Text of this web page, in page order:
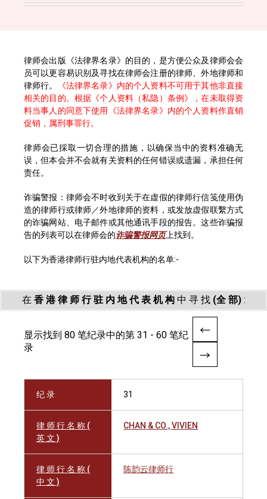
律师会出版《法律界名录》的目的，是方便公众及律师会会
员可以更容易识别及寻找在律师会注册的律师、外地律师和
律师行。
《法律界名录》内的个人资料不可用于其他非直接
相关的目的。根据《个人资料（私隐）条例》，在未取得资
料当事人的同意下使用《法律界名录》内的个人资料作直销
促销，属刑事罪行。
律师会已採取一切合理的措施，以确保当中的资料准确无
误，但本会并不会就有关资料的任何错误或遗漏，承担任何
责任。
诈骗警报：律师会不时收到关于在虚假的律师行信笺使用伪
造的律师行或律师／外地律师的资料，或发放虚假联繫方式
的诈骗网站、电子邮件或其他通讯手段的报告。这些诈骗报
告的列表可以在律师会的诈骗警报网页上找到。
以下为香港律师行驻内地代表机构的名单:-
在 香 港 律 师 行 驻 内 地 代 表 机 构中 寻 找 (全 部):
显示找到 80 笔纪录中的第 31 - 60 笔纪
录
纪 录 31
律 师 行 名 称 (
英 文 )
CHAN & CO., VIVIEN
律 师 行 名 称 (
中 文 )
陈韵云律师行